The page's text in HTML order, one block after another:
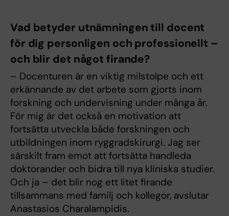
Vad betyder utnämningen till docent
för dig personligen och professionellt –
och blir det något firande?
– Docenturen är en viktig milstolpe och ett
erkännande av det arbete som gjorts inom
forskning och undervisning under många år.
För mig är det också en motivation att
fortsätta utveckla både forskningen och
utbildningen inom ryggradskirurgi. Jag ser
särskilt fram emot att fortsätta handleda
doktorander och bidra till nya kliniska studier.
Och ja – det blir nog ett litet firande
tillsammans med familj och kollegor, avslutar
Anastasios Charalampidis.